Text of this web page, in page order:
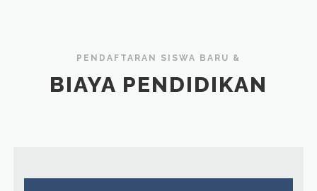
PENDAFTARAN SISWA BARU &
BIAYA PENDIDIKAN